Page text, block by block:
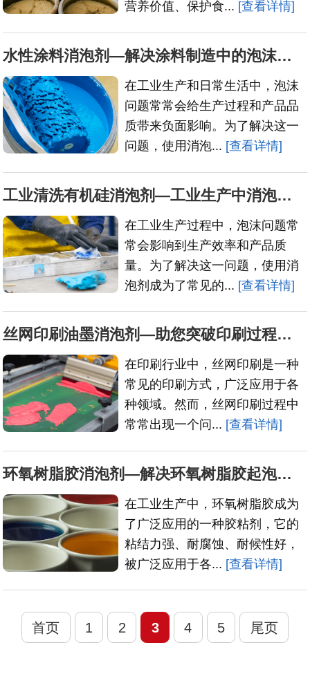
营养价值、保护食... [查看详情]
水性涂料消泡剂—解决涂料制造中的泡沫问题
在工业生产和日常生活中，泡沫
问题常常会给生产过程和产品品
质带来负面影响。为了解决这一
问题，使用消泡... [查看详情]
工业清洗有机硅消泡剂—工业生产中消泡需求的理想选择
在工业生产过程中，泡沫问题常
常会影响到生产效率和产品质
量。为了解决这一问题，使用消
泡剂成为了常见的... [查看详情]
丝网印刷油墨消泡剂—助您突破印刷过程中的泡沫难题
在印刷行业中，丝网印刷是一种
常见的印刷方式，广泛应用于各
种领域。然而，丝网印刷过程中
常常出现一个问... [查看详情]
环氧树脂胶消泡剂—解决环氧树脂胶起泡问题的关键
在工业生产中，环氧树脂胶成为
了广泛应用的一种胶粘剂，它的
粘结力强、耐腐蚀、耐候性好，
被广泛应用于各... [查看详情]
首页 1 2 3 4 5 尾页